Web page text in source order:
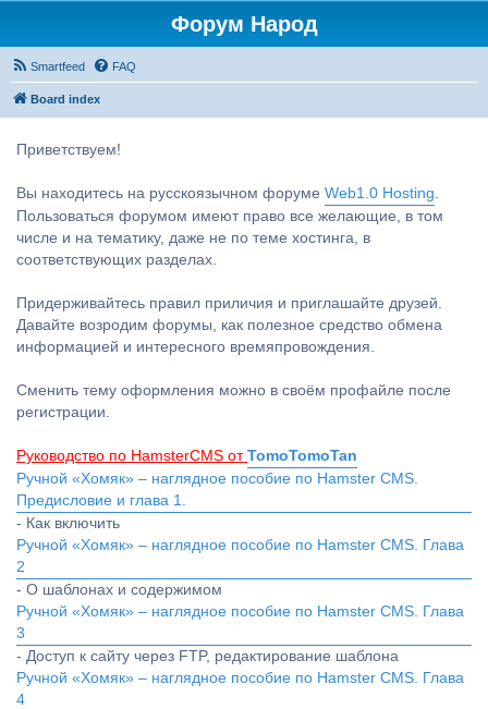
Форум Народ
Smartfeed FAQ
Board index
Приветствуем!
Вы находитесь на русскоязычном форуме Web1.0 Hosting.
Пользоваться форумом имеют право все желающие, в том
числе и на тематику, даже не по теме хостинга, в
соответствующих разделах.
Придерживайтесь правил приличия и приглашайте друзей.
Давайте возродим форумы, как полезное средство обмена
информацией и интересного времяпровождения.
Сменить тему оформления можно в своём профайле после
регистрации.
Руководство по HamsterCMS от TomoTomoTan
Ручной «Хомяк» – наглядное пособие по Hamster CMS.
Предисловие и глава 1.
- Как включить
Ручной «Хомяк» – наглядное пособие по Hamster CMS. Глава
2
- О шаблонах и содержимом
Ручной «Хомяк» – наглядное пособие по Hamster CMS. Глава
3
- Доступ к сайту через FTP, редактирование шаблона
Ручной «Хомяк» – наглядное пособие по Hamster CMS. Глава
4